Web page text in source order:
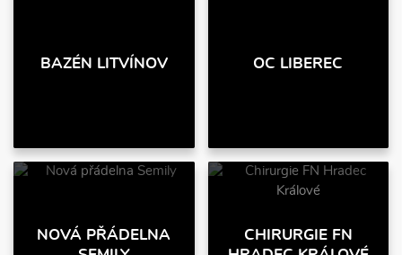
BAZÉN LITVÍNOV OC LIBEREC
NOVÁ PŘÁDELNA
CHIRURGIE FN